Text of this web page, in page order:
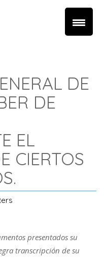
DE
DE
EL
CIERTOS
presentados su
transcripción de su